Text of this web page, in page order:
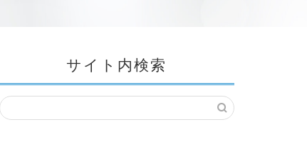
MOS資格
サイト内検索